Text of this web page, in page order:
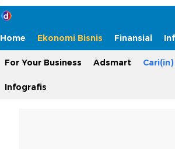
Home Ekonomi Bisnis Finansial
For Your Business Adsmart
Infografis